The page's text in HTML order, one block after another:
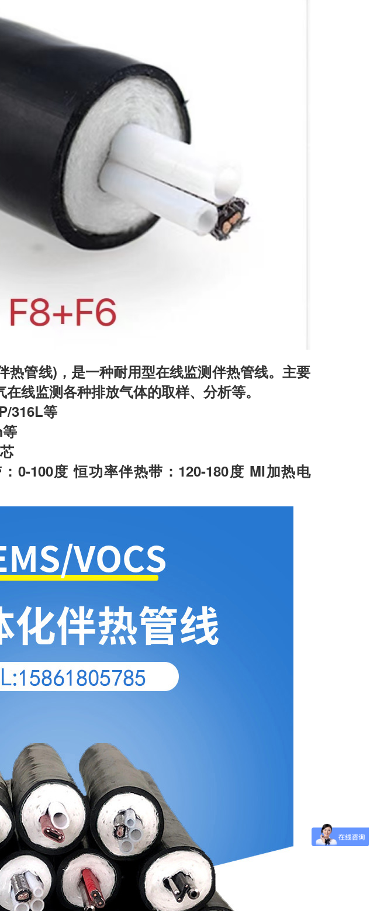
热管线)，是一种耐用型在线监测伴热管线。主要
线监测各种排放气体的取样、分析等。
316L等
0-100度 恒功率伴热带：120-180度 MI加热电